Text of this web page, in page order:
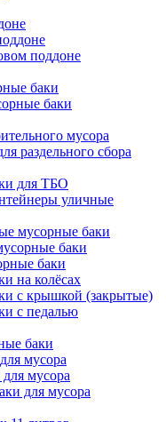
поддоне
баки
баки
мусора
раздельного сбора
для ТБО
уличные
мусорные баки
баки
баки
на колёсах
с крышкой (закрытые)
с педалью
баки
мусора
мусора
для мусора